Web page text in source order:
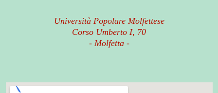
Università Popolare Molfettese
Corso Umberto I, 70
- Molfetta -